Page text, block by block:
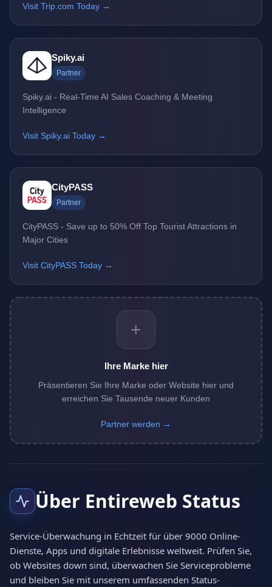
Visit Trip.com Today →
Spiky.ai
Partner
Spiky.ai - Real-Time AI Sales Coaching & Meeting
Intelligence
Visit Spiky.ai Today →
CityPASS
Partner
CityPASS - Save up to 50% Off Top Tourist Attractions in
Major Cities
Visit CityPASS Today →
+
Ihre Marke hier
Präsentieren Sie Ihre Marke oder Website hier und
erreichen Sie Tausende neuer Kunden
Partner werden →
Über Entireweb Status
Service-Überwachung in Echtzeit für über 9000 Online-
Dienste, Apps und digitale Erlebnisse weltweit. Prüfen Sie,
ob Websites down sind, überwachen Sie Serviceprobleme
und bleiben Sie mit unserem umfassenden Status-